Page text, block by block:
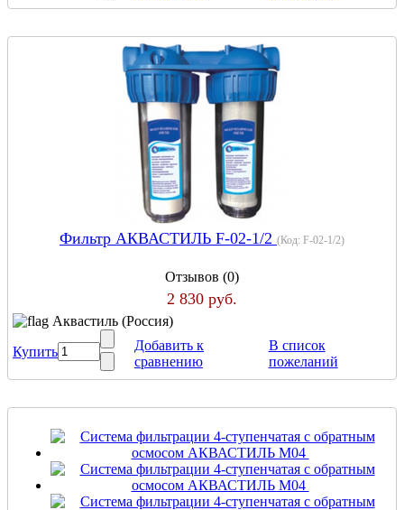
Фильтр АКВАСТИЛЬ F-02-1/2 (Код: F-02-1/2)
Отзывов (0)
2 830 руб.
Аквастиль (Россия)
Купить
Добавить к
сравнению
В список
пожеланий